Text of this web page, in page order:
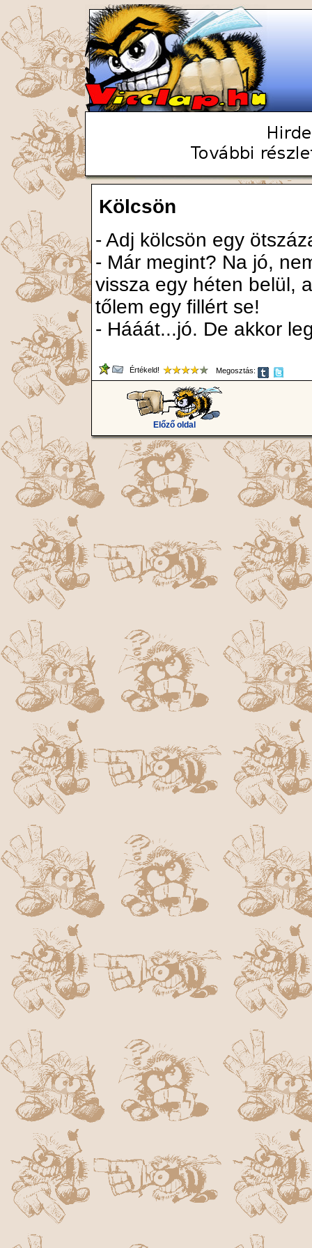
Kölcsön
- Adj kölcsön egy
- Már megint? Na jó,
vissza egy héten belül,
tőlem egy fillért se!
- Hááát...jó. De akkor
Értékeld! Megosztás:
Előző oldal